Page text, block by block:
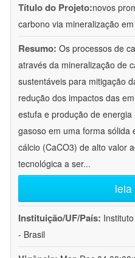
Título do Projeto:novos
carbono via mineralização
Resumo: Os processos de
através da mineralização de
sustentáveis para mitigação
redução dos impactos das
estufa e produção de
gasoso em uma forma sólida
cálcio (CaCO3) de alto valor
tecnológica a ser...
leia
Instituição/UF/País:
- Brasil